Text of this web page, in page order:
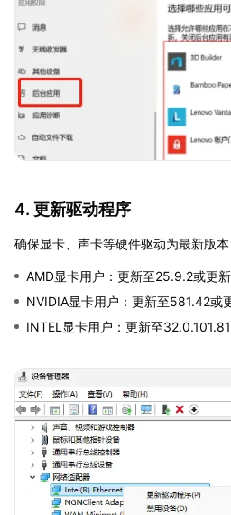
4. 更新驱动程序
确保显卡、声卡等硬件驱动为最新版本
AMD显卡用户：更新至25.9.2或更
NVIDIA显卡用户：更新至581.42或
INTEL显卡用户：更新至